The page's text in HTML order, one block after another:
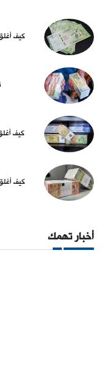
كيف
كيف
كيف
أخبار تهمك